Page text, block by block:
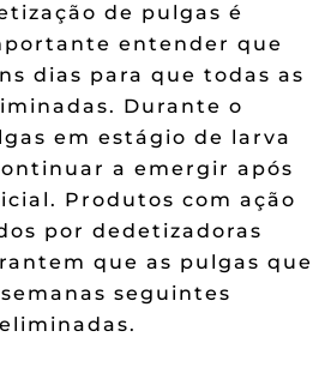
de pulgas é
entender que
dias para que todas as
Durante o
em estágio de larva
a emergir após
Produtos com ação
por dedetizadoras
que as pulgas que
seguintes